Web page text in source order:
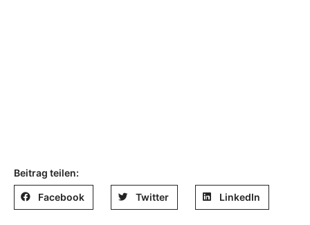
Beitrag teilen:
Facebook Twitter LinkedIn